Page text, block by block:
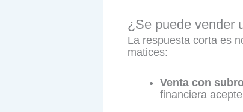
¿Se puede vender
La respuesta corta es
matices:
Venta con
financiera